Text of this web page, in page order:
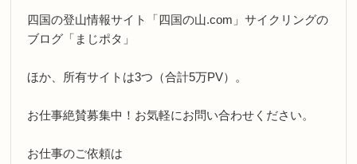
四国の登山情報サイト「四国の山.com」サイクリングの
ブログ「まじポタ」
ほか、所有サイトは3つ（合計5万PV）。
お仕事絶賛募集中！お気軽にお問い合わせください。
お仕事のご依頼は